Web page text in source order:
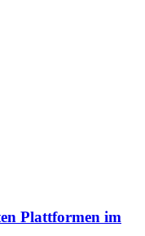
Plattformen im